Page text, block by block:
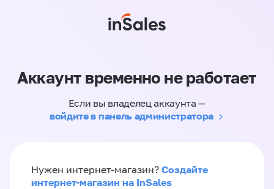
Аккаунт временно не работает
Если вы владелец аккаунта —
войдите в панель администратора
Нужен интернет-магазин? Создайте
интернет-магазин на InSales